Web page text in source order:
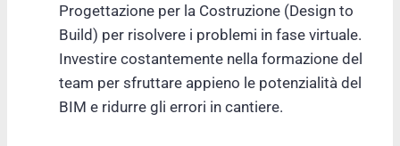
Progettazione per la Costruzione (Design to
Build) per risolvere i problemi in fase virtuale.
Investire costantemente nella formazione del
team per sfruttare appieno le potenzialità del
BIM e ridurre gli errori in cantiere.